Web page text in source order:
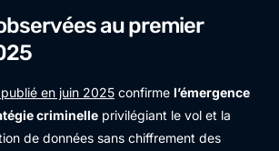
au premier
en juin 2025 confirme l’émergence
criminelle privilégiant le vol et la
de données sans chiffrement des